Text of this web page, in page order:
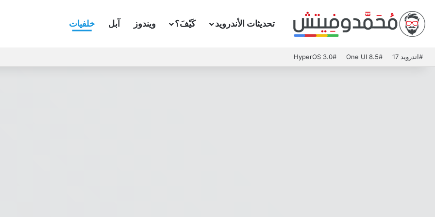
تحديثات الأندرويد كَيْفَ؟ ويندوز آبل خلفيات
#اندرويد 17 #One UI 8.5
#HyperOS 3.0